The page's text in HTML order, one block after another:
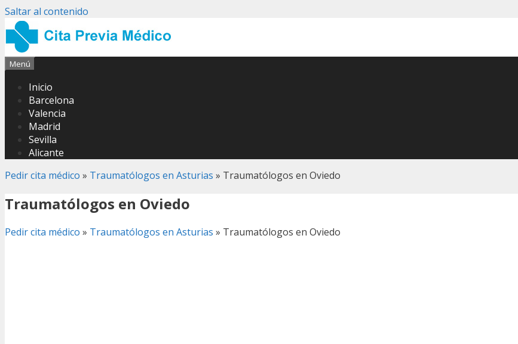
Saltar al contenido
Menú
Inicio
Barcelona
Valencia
Madrid
Sevilla
Alicante
Pedir cita médico » Traumatólogos en Asturias » Traumatólogos en Oviedo
Traumatólogos en Oviedo
Pedir cita médico » Traumatólogos en Asturias » Traumatólogos en Oviedo